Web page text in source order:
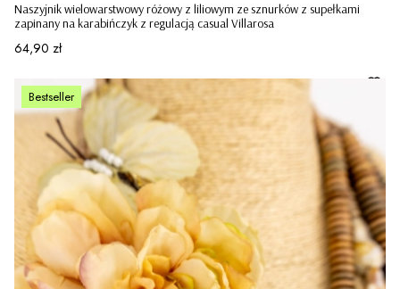
Naszyjnik wielowarstwowy różowy z liliowym ze sznurków z supełkami
zapinany na karabińczyk z regulacją casual Villarosa
Cena
64,90 zł
Bestseller